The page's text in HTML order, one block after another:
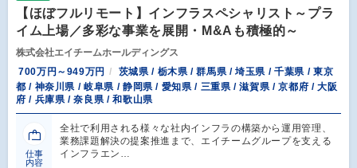
【ほぼフルリモート】インフラスペシャリスト～プラ
イム上場／多彩な事業を展開・M&Aも積極的～
株式会社エイチームホールディングス
700万円～949万円
茨城県 / 栃木県 / 群馬県 / 埼玉県 / 千葉県 / 東京
都 / 神奈川県 / 岐阜県 / 静岡県 / 愛知県 / 三重県 / 滋賀県 / 京都府 / 大阪
府 / 兵庫県 / 奈良県 / 和歌山県
仕事
内容
全社で利用される様々な社内インフラの構築から運用管理、
業務課題解決の提案推進まで、エイチームグループを支える
インフラエン…